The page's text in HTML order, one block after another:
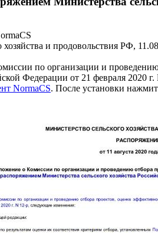
и продовольствия РФ,
по организации и
Федерации от 21 февраля 2020
NormaCS. После установки